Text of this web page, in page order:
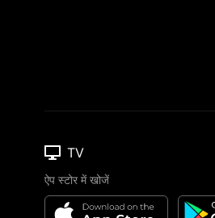
TV
ऐप स्टोर में खोजें